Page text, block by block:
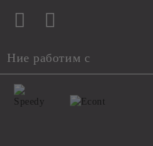
Ние работим с